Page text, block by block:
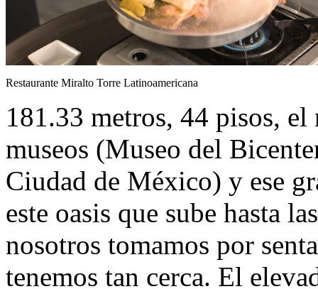
Restaurante Miralto Torre Latinoamericana
181.33 metros, 44 pisos,
museos (Museo del
Ciudad de México) y ese
este oasis que sube hasta
nosotros tomamos por
tenemos tan cerca. El